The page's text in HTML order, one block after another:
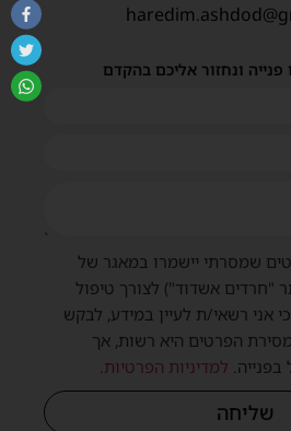
פנייה ונחזור אליכם בהקדם
שמסרתי יישמרו במאגר של
"חרדים אשדוד") לצורך טיפול
כי אני רשאי/ת לעיין במידע, לבקש
הפרטים היא רשות, אך
למדיניות הפרטיות
שליחה